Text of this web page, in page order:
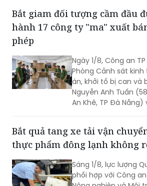
hành vi cho vay lãi
tiền cho vay gần
Bắt giam đối tượng cầm đầu
hành 17 công ty "ma" xuất
phép
Ngày 1/8, Công an
Phòng Cảnh sát
Nguyễn Anh Tuấn
An Khê, TP Đà Nẵng)
Trãi (43 tuổi, trú
hành vi in, phát
phép hóa đơn.
Bắt quả tang xe tải vận
thực phẩm đông lạnh không